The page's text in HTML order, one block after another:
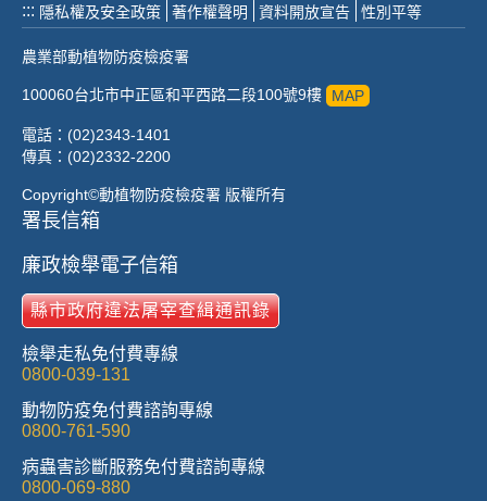
::: 隱私權及安全政策 著作權聲明 資料開放宣告 性別平等
農業部動植物防疫檢疫署
100060台北市中正區和平西路二段100號9樓 MAP
電話：(02)2343-1401
傳真：(02)2332-2200
Copyright©動植物防疫檢疫署 版權所有
署長信箱
廉政檢舉電子信箱
縣市政府違法屠宰查緝通訊錄
檢舉走私免付費專線
0800-039-131
動物防疫免付費諮詢專線
0800-761-590
病蟲害診斷服務免付費諮詢專線
0800-069-880